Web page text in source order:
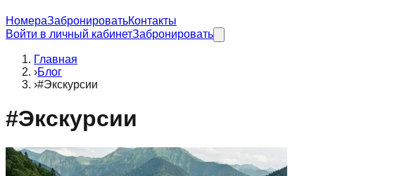
НомераЗабронироватьКонтакты
Войти в личный кабинетЗабронировать
Главная
›Блог
›#Экскурсии
#Экскурсии